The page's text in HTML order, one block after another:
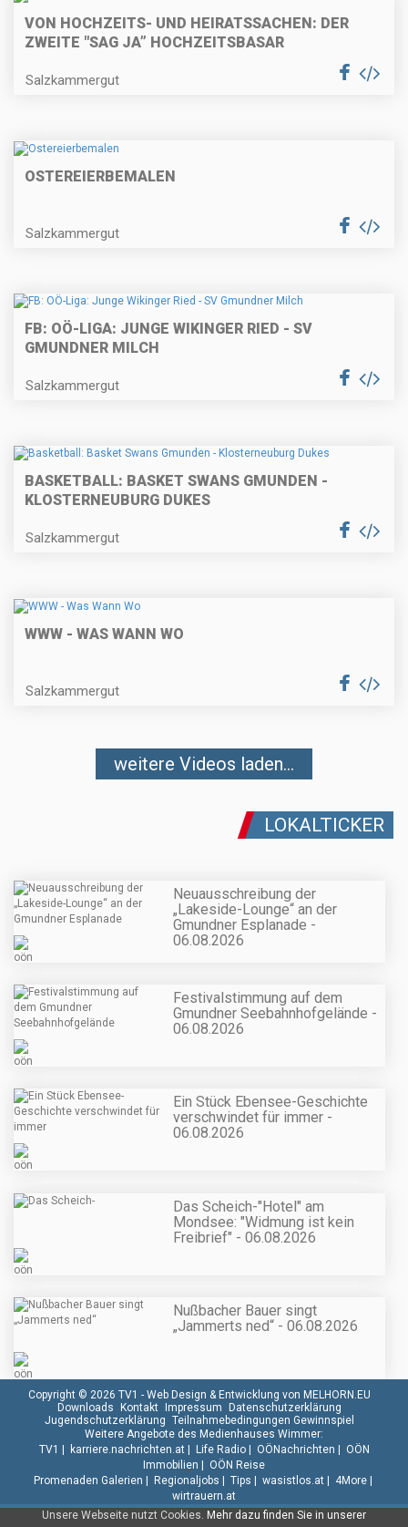
VON HOCHZEITS- UND HEIRATSSACHEN: DER
ZWEITE "SAG JA” HOCHZEITSBASAR
Salzkammergut
OSTEREIERBEMALEN
Salzkammergut
FB: OÖ-LIGA: JUNGE WIKINGER RIED - SV
GMUNDNER MILCH
Salzkammergut
BASKETBALL: BASKET SWANS GMUNDEN -
KLOSTERNEUBURG DUKES
Salzkammergut
WWW - WAS WANN WO
Salzkammergut
weitere Videos laden...
LOKALTICKER
Neuausschreibung der
„Lakeside-Lounge“ an der
Gmundner Esplanade -
06.08.2026
Festivalstimmung auf dem
Gmundner Seebahnhofgelände -
06.08.2026
Ein Stück Ebensee-Geschichte
verschwindet für immer -
06.08.2026
Das Scheich-"Hotel" am
Mondsee: "Widmung ist kein
Freibrief" - 06.08.2026
Nußbacher Bauer singt
„Jammerts ned“ - 06.08.2026
Unsere Webseite nutzt Cookies. Mehr dazu finden Sie in unserer
Copyright © 2026 TV1 - Web Design & Entwicklung von MELHORN.EU
Downloads
Kontakt Impressum
Datenschutzerklärung
Jugendschutzerklärung Teilnahmebedingungen Gewinnspiel
Weitere Angebote des Medienhauses Wimmer:
TV1
karriere.nachrichten.at| Life Radio| OÖNachrichten
OÖN
Immobilien
OÖN Reise
Promenaden Galerien
Regionaljobs Tips wasistlos.at| 4More|
wirtrauern.at